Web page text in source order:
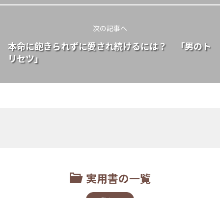
次の記事へ
本命に飽きられずに愛され続けるには？ 「男のト
リセツ」
実用書の一覧